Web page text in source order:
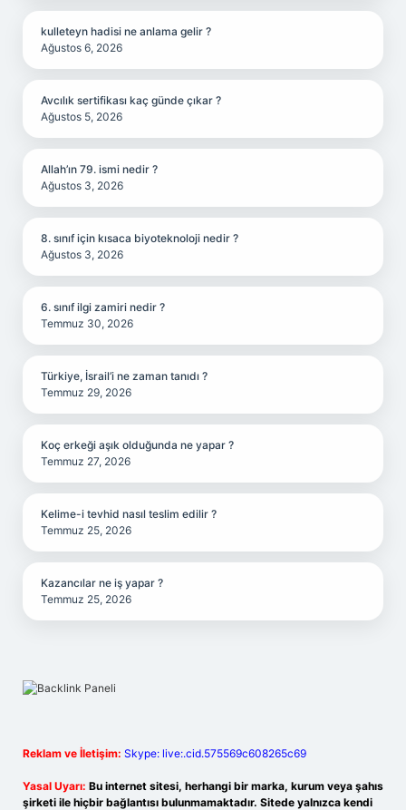
kulleteyn hadisi ne anlama gelir ?
Ağustos 6, 2026
Avcılık sertifikası kaç günde çıkar ?
Ağustos 5, 2026
Allah’ın 79. ismi nedir ?
Ağustos 3, 2026
8. sınıf için kısaca biyoteknoloji nedir ?
Ağustos 3, 2026
6. sınıf ilgi zamiri nedir ?
Temmuz 30, 2026
Türkiye, İsrail’i ne zaman tanıdı ?
Temmuz 29, 2026
Koç erkeği aşık olduğunda ne yapar ?
Temmuz 27, 2026
Kelime-i tevhid nasıl teslim edilir ?
Temmuz 25, 2026
Kazancılar ne iş yapar ?
Temmuz 25, 2026
Reklam ve İletişim: Skype: live:.cid.575569c608265c69
Yasal Uyarı: Bu internet sitesi, herhangi bir marka, kurum veya şahıs
şirketi ile hiçbir bağlantısı bulunmamaktadır. Sitede yalnızca kendi